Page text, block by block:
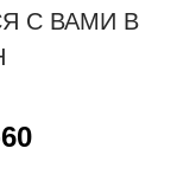
С ВАМИ В